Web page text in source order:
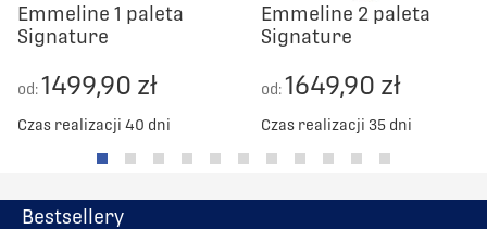
715 560
791 560
943 560
Emmeline 1 paleta
Signature
od:1499,90 zł
Czas realizacji 40 dni
Emmeline 2 paleta
Signature
od:1649,90 zł
Czas realizacji 35 dni
Bestsellery